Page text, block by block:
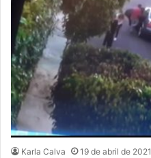
Karla Calva 19 de abril de 2021